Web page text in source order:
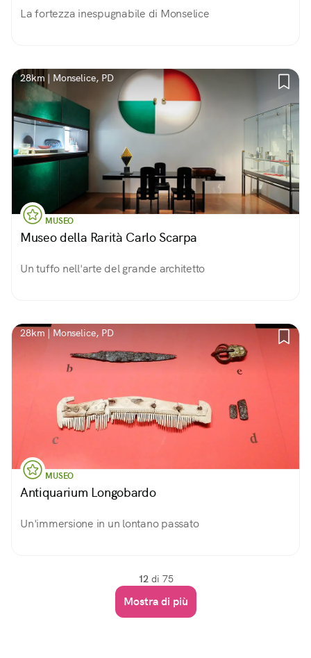
La fortezza inespugnabile di Monselice
28km | Monselice, PD
MUSEO
Museo della Rarità Carlo Scarpa
Un tuffo nell'arte del grande architetto
28km | Monselice, PD
MUSEO
Antiquarium Longobardo
Un'immersione in un lontano passato
12 di 75
Mostra di più